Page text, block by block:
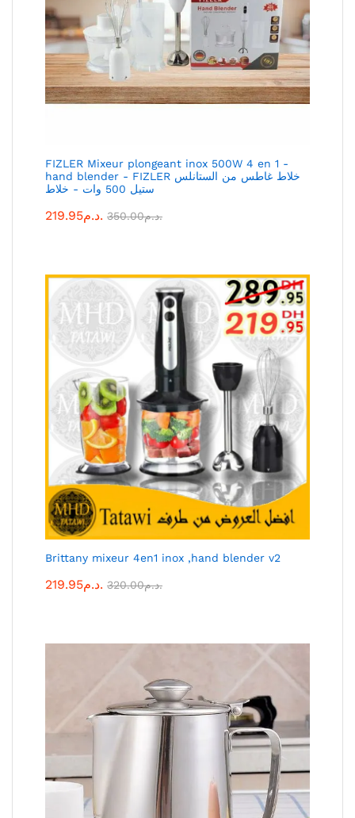
FIZLER Mixeur plongeant inox 500W 4 en 1 -
hand blender - FIZLER خلاط غاطس من الستانلس
ستيل 500 وات - خلاط
219.95 د.م. 350.00 د.م.
Brittany mixeur 4en1 inox ,hand blender v2
219.95 د.م. 320.00 د.م.